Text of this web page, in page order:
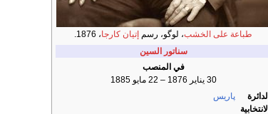
طباعة على الخشب، لوگو، رسم إتيان كارجا، 1876.
سناتور
السين
في المنصب
30 يناير 1876 – 22 مايو 1885
الدائرة
الانتخابية
پاريس